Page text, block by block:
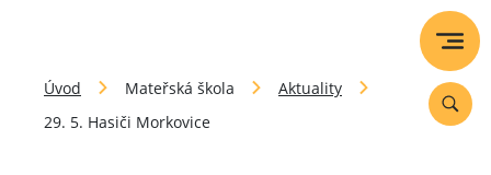
Úvod Mateřská škola
Aktuality
29. 5. Hasiči Morkovice